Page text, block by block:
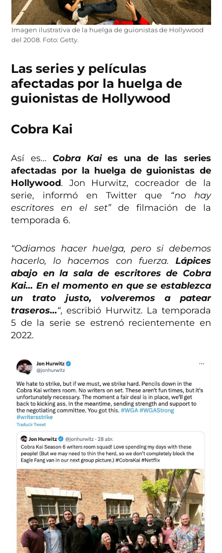
Imagen ilustrativa de la huelga de guionistas de Hollywood
del 2008. Foto: Getty.
Las series y películas
afectadas por la huelga de
guionistas de Hollywood
Cobra Kai
Así es… Cobra Kai es una de las series
afectadas por la huelga de guionistas de
Hollywood. Jon Hurwitz, cocreador de la
serie, informó en Twitter que “no hay
escritores en el set” de filmación de la
temporada 6.
“Odiamos hacer huelga, pero si debemos
hacerlo, lo hacemos con fuerza. Lápices
abajo en la sala de escritores de Cobra
Kai… En el momento en que se establezca
un trato justo, volveremos a patear
traseros…“, escribió Hurwitz. La temporada
5 de la serie se estrenó recientemente en
2022.